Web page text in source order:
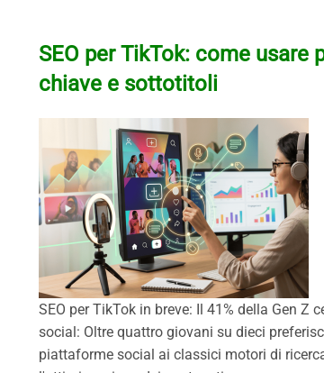
SEO per TikTok: come usare
chiave e sottotitoli
SEO per TikTok in breve: Il 41% della Gen Z
social: Oltre quattro giovani su dieci
piattaforme social ai classici motori di